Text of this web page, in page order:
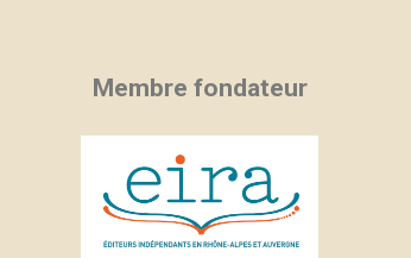
Membre fondateur